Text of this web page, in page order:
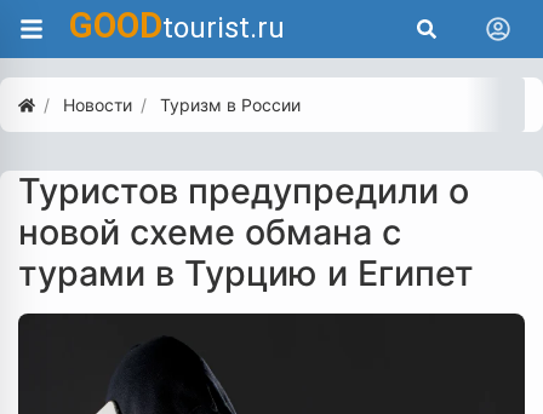
GOODtourist.ru
Новости Туризм в России
Туристов предупредили о
новой схеме обмана с
турами в Турцию и Египет